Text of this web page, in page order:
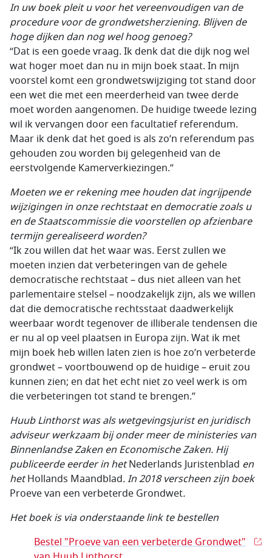
In uw boek pleit u voor het vereenvoudigen van de
procedure voor de grondwetsherziening. Blijven de
hoge dijken dan nog wel hoog genoeg?
“Dat is een goede vraag. Ik denk dat die dijk nog wel
wat hoger moet dan nu in mijn boek staat. In mijn
voorstel komt een grondwetswijziging tot stand door
een wet die met een meerderheid van twee derde
moet worden aangenomen. De huidige tweede lezing
wil ik vervangen door een facultatief referendum.
Maar ik denk dat het goed is als zo’n referendum pas
gehouden zou worden bij gelegenheid van de
eerstvolgende Kamerverkiezingen.”
Moeten we er rekening mee houden dat ingrijpende
wijzigingen in onze rechtstaat en democratie zoals u
en de Staatscommissie die voorstellen op afzienbare
termijn gerealiseerd worden?
“Ik zou willen dat het waar was. Eerst zullen we
moeten inzien dat verbeteringen van de gehele
democratische rechtstaat – dus niet alleen van het
parlementaire stelsel – noodzakelijk zijn, als we willen
dat die democratische rechtsstaat daadwerkelijk
weerbaar wordt tegenover de illiberale tendensen die
er nu al op veel plaatsen in Europa zijn. Wat ik met
mijn boek heb willen laten zien is hoe zo’n verbeterde
grondwet – voortbouwend op de huidige – eruit zou
kunnen zien; en dat het echt niet zo veel werk is om
die verbeteringen tot stand te brengen.”
Huub Linthorst was als wetgevingsjurist en juridisch
adviseur werkzaam bij onder meer de ministeries van
Binnenlandse Zaken en Economische Zaken. Hij
publiceerde eerder in hetNederlands Juristenblad en
hetHollands Maandblad. In 2018 verscheen zijn boek
Proeve van een verbeterde Grondwet.
Het boek is via onderstaande link te bestellen
Bestel "Proeve van een verbeterde Grondwet"